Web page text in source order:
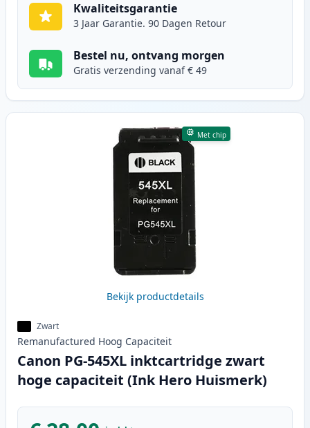
Kwaliteitsgarantie
3 Jaar Garantie. 90 Dagen Retour
Bestel nu, ontvang morgen
Gratis verzending vanaf € 49
Met chip
Bekijk productdetails
Zwart
Remanufactured Hoog Capaciteit
Canon PG-545XL inktcartridge zwart
hoge capaciteit (Ink Hero Huismerk)